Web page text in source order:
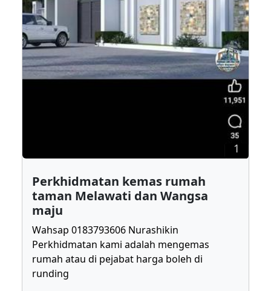
1
Perkhidmatan kemas rumah
taman Melawati dan Wangsa
maju
Wahsap 0183793606 Nurashikin
Perkhidmatan kami adalah mengemas
rumah atau di pejabat harga boleh di
runding